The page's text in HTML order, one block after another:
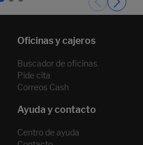
Buscador de oficinas
Pide cita
Correos Cash
Centro de ayuda